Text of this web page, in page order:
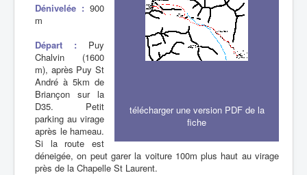
télécharger une version PDF de la
fiche
Dénivelée : 900
m
Départ : Puy
Chalvin (1600
m), après Puy St
André à 5km de
Briançon sur la
D35. Petit
parking au virage
après le hameau.
Si la route est
déneigée, on peut garer la voiture 100m plus haut au virage
près de la Chapelle St Laurent.